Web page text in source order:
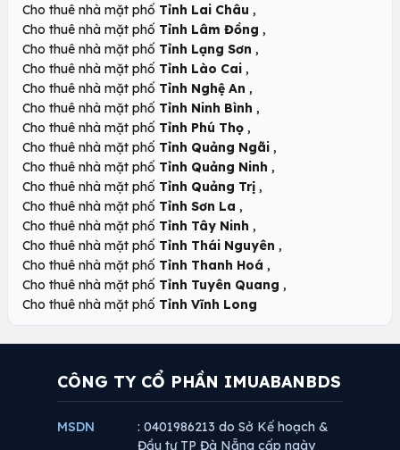
Cho thuê nhà mặt phố Tỉnh Lai Châu ,
Cho thuê nhà mặt phố Tỉnh Lâm Đồng ,
Cho thuê nhà mặt phố Tỉnh Lạng Sơn ,
Cho thuê nhà mặt phố Tỉnh Lào Cai ,
Cho thuê nhà mặt phố Tỉnh Nghệ An ,
Cho thuê nhà mặt phố Tỉnh Ninh Bình ,
Cho thuê nhà mặt phố Tỉnh Phú Thọ ,
Cho thuê nhà mặt phố Tỉnh Quảng Ngãi ,
Cho thuê nhà mặt phố Tỉnh Quảng Ninh ,
Cho thuê nhà mặt phố Tỉnh Quảng Trị ,
Cho thuê nhà mặt phố Tỉnh Sơn La ,
Cho thuê nhà mặt phố Tỉnh Tây Ninh ,
Cho thuê nhà mặt phố Tỉnh Thái Nguyên ,
Cho thuê nhà mặt phố Tỉnh Thanh Hoá ,
Cho thuê nhà mặt phố Tỉnh Tuyên Quang ,
Cho thuê nhà mặt phố Tỉnh Vĩnh Long
CÔNG TY CỔ PHẦN IMUABANBDS
MSDN
: 0401986213 do Sở Kế hoạch &
Đầu tư TP Đà Nẵng cấp ngày